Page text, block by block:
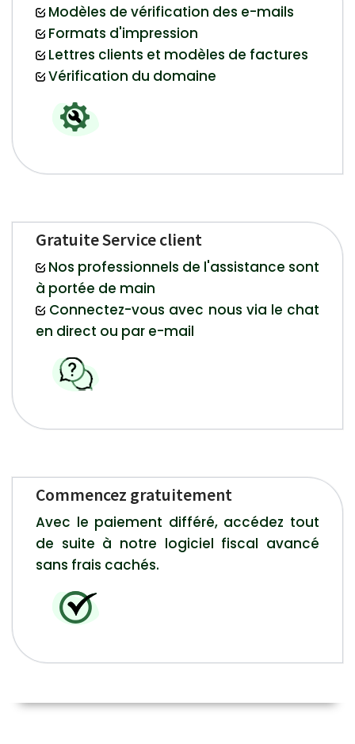
Modèles de vérification des e-mails
Formats d'impression
Lettres clients et modèles de factures
Vérification du domaine
Gratuite Service client
Nos professionnels de l'assistance sont
à portée de main
Connectez-vous avec nous via le chat
en direct ou par e-mail
Commencez gratuitement
Avec le paiement différé, accédez tout
de suite à notre logiciel fiscal avancé
sans frais cachés.